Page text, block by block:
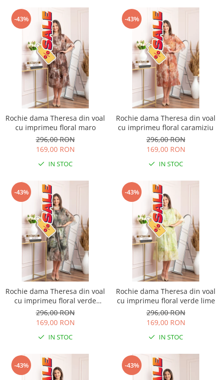
-43%
Rochie dama Theresa din voal
cu imprimeu floral maro
296,00 RON
169,00 RON
IN STOC
-43%
Rochie dama Theresa din voal
cu imprimeu floral caramiziu
296,00 RON
169,00 RON
IN STOC
-43%
Rochie dama Theresa din voal
cu imprimeu floral verde
salvie
296,00 RON
169,00 RON
IN STOC
-43%
Rochie dama Theresa din voal
cu imprimeu floral verde lime
296,00 RON
169,00 RON
IN STOC
-43% -43%